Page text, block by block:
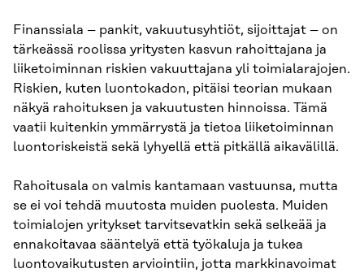
Finanssiala – pankit, vakuutusyhtiöt, sijoittajat – on
tärkeässä roolissa yritysten kasvun rahoittajana ja
liiketoiminnan riskien vakuuttajana yli toimialarajojen.
Riskien, kuten luontokadon, pitäisi teorian mukaan
näkyä rahoituksen ja vakuutusten hinnoissa. Tämä
vaatii kuitenkin ymmärrystä ja tietoa liiketoiminnan
luontoriskeistä sekä lyhyellä että pitkällä aikavälillä.
Rahoitusala on valmis kantamaan vastuunsa, mutta
se ei voi tehdä muutosta muiden puolesta. Muiden
toimialojen yritykset tarvitsevatkin sekä selkeää ja
ennakoitavaa sääntelyä että työkaluja ja tukea
luontovaikutusten arviointiin, jotta markkinavoimat